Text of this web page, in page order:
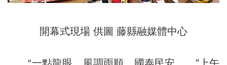
開幕式現場 供圖 藤縣融媒體中心